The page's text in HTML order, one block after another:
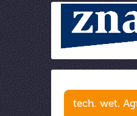
tech. wet.